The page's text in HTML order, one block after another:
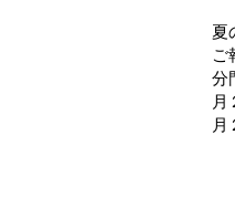
夏
ご
分
月
月